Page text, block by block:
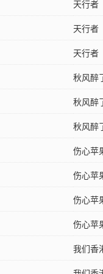
天行者
天行者
天行者
秋风醉
秋风醉
秋风醉
伤心苹
伤心苹
伤心苹
伤心苹
我们香